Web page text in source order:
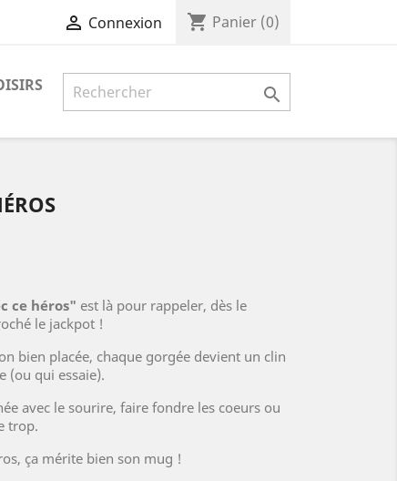
 Connexion shopping_cart Panier (0)

ce héros" est là pour rappeler, dès le
le jackpot !
bien placée, chaque gorgée devient un clin
(ou qui essaie).
avec le sourire, faire fondre les coeurs ou
trop.
ça mérite bien son mug !